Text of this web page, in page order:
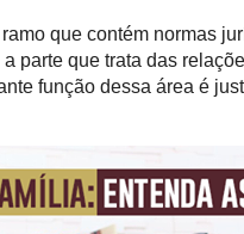
que contém normas
parte que trata das
função dessa área é